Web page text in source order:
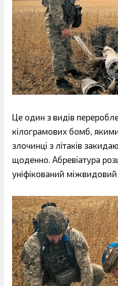
Це один з видів
кілограмових бомб, якими
злочинці з літаків
щоденно. Абревіатура
уніфікований